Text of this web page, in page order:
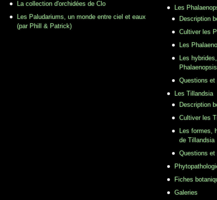
La collection d'orchidées de Clo
Les Paludariums, un monde entre ciel et eaux
(par Phill & Patrick)
Les
Description
Cultiver les
Les
Les
Phalaenopsis
Questions et
Les Tillandsia
Description
Cultiver les
Les formes,
de Tillandsia
Questions et
Fiches
Galeries